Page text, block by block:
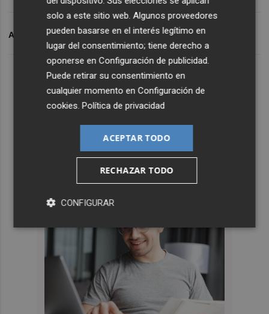
ARCHIVADO EN FUTBOL INTERNACIONAL
solo a este sitio web. Algunos proveedores
pueden basarse en el interés legítimo en
lugar del consentimiento; tiene derecho a
oponerse enConfiguración de publicidad.
Puede retirar su consentimiento en
cualquier momento enConfiguración de
cookies.Política de privacidad
ACEPTAR TODO
RECHAZAR TODO
CONFIGURAR